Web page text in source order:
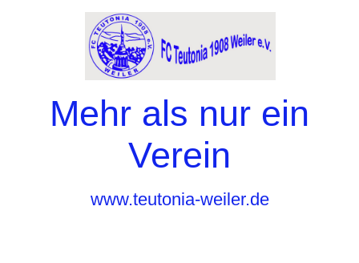
Mehr als nur ein
Verein
www.teutonia-weiler.de